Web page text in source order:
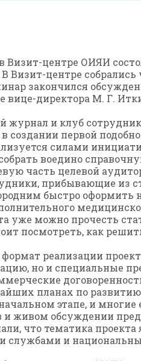
в Визит-центре ОИЯИ
Визит-центре
закончился
вице-директора М. Г.
журнал и клуб
создании первой
силами
воедино
часть целевой
прибывающие из
быстро оформить
уже можно прочесть
посмотреть, как
реализации
но и специальные
планах по
этапе, и
и живом обсуждении
что тематика проекта
службами и